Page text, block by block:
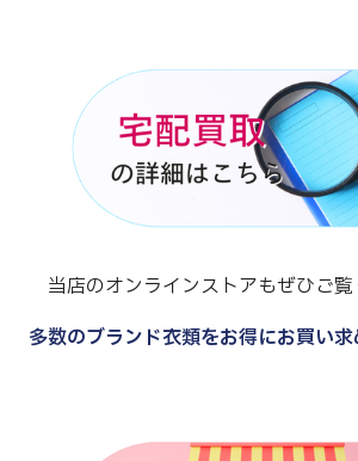
当店のオンラインストアもぜひご覧
多数のブランド衣類をお得にお買い求